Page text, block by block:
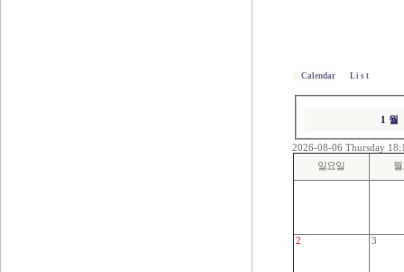
Calendar L i s t
1 월
2026-08-06 Thursday
일요일
2 3